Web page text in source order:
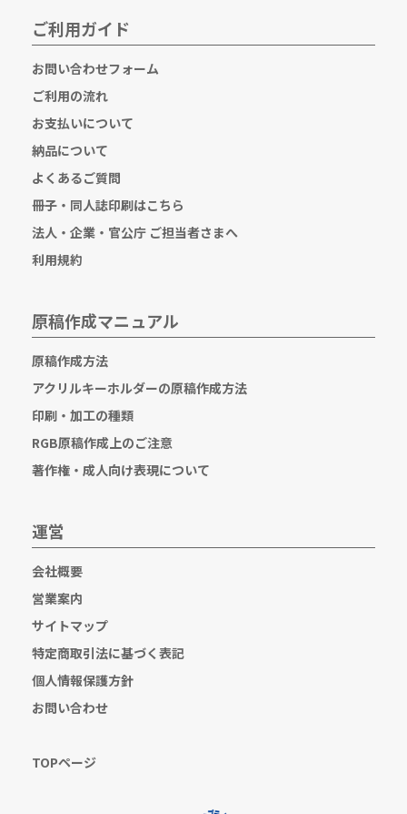
ご利用ガイド
お問い合わせフォーム
ご利用の流れ
お支払いについて
納品について
よくあるご質問
冊子・同人誌印刷はこちら
法人・企業・官公庁 ご担当者さまへ
利用規約
原稿作成マニュアル
原稿作成方法
アクリルキーホルダーの原稿作成方法
印刷・加工の種類
RGB原稿作成上のご注意
著作権・成人向け表現について
運営
会社概要
営業案内
サイトマップ
特定商取引法に基づく表記
個人情報保護方針
お問い合わせ
TOPページ